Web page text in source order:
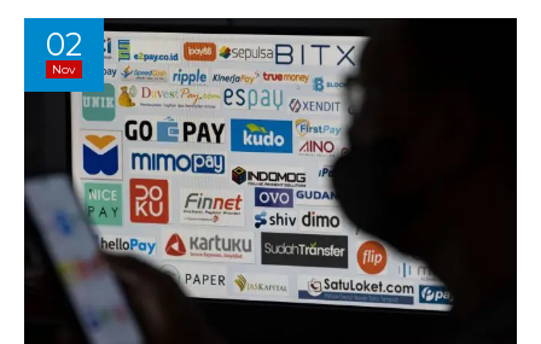
02
Nov